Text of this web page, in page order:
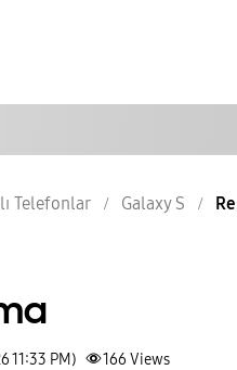
Telefonlar Galaxy S
11:33 PM) 166 Views